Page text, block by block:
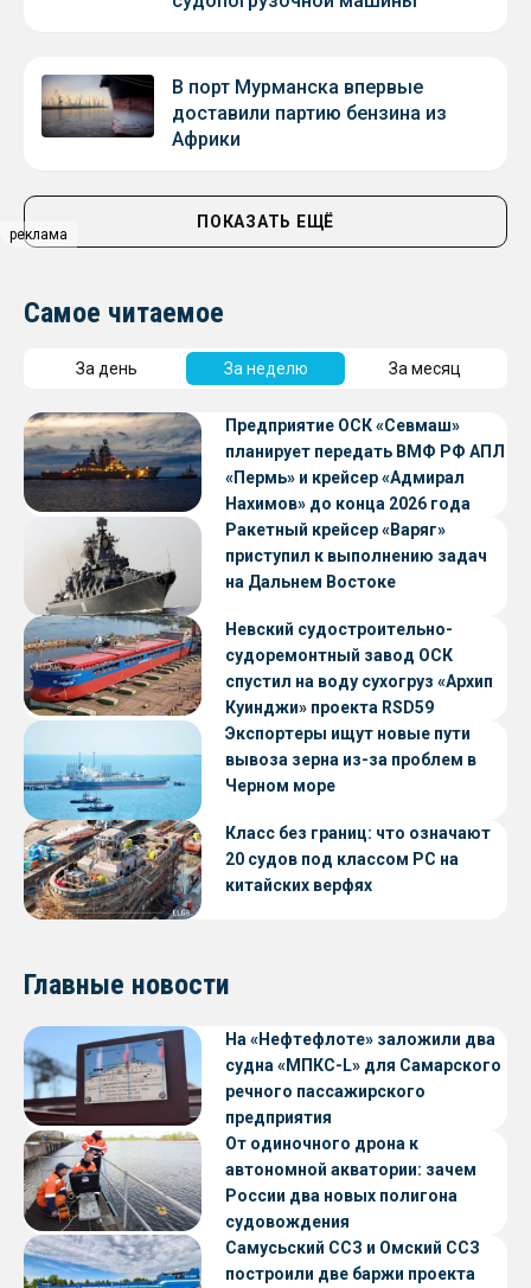
реклама
В порт Мурманска впервые
доставили партию бензина из
Африки
ПОКАЗАТЬ ЕЩЁ
Самое читаемое
За день За неделю За месяц
Предприятие ОСК «Севмаш»
планирует передать ВМФ РФ АПЛ
«Пермь» и крейсер «Адмирал
Нахимов» до конца 2026 года
Ракетный крейсер «Варяг»
приступил к выполнению задач
на Дальнем Востоке
Невский судостроительно-
судоремонтный завод ОСК
спустил на воду сухогруз «Архип
Куинджи» проекта RSD59
Экспортеры ищут новые пути
вывоза зерна из-за проблем в
Черном море
Класс без границ: что означают
20 судов под классом РС на
китайских верфях
Главные новости
На «Нефтефлоте» заложили два
судна «МПКС-L» для Самарского
речного пассажирского
предприятия
От одиночного дрона к
автономной акватории: зачем
России два новых полигона
судовождения
Самусьский ССЗ и Омский ССЗ
построили две баржи проекта